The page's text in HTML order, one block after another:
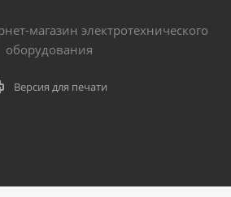
магазин электротехнического
оборудования
Версия для печати